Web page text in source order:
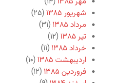
شهریور ۱۳۸۵
(۲۵)
مرداد ۱۳۸۵
(۳۱)
تیر ۱۳۸۵
(۱۲)
خرداد ۱۳۸۵
(۱۱)
اردیبهشت ۱۳۸۵
(۱۰)
فروردین ۱۳۸۵
(۱۲)